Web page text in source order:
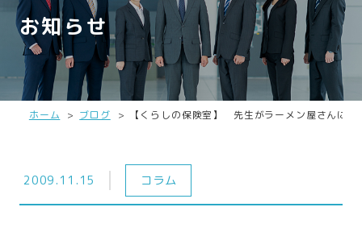
お知らせ
ホーム ブログ 【くらしの保険室】 先生がラーメン屋さんに
2009.11.15 コラム